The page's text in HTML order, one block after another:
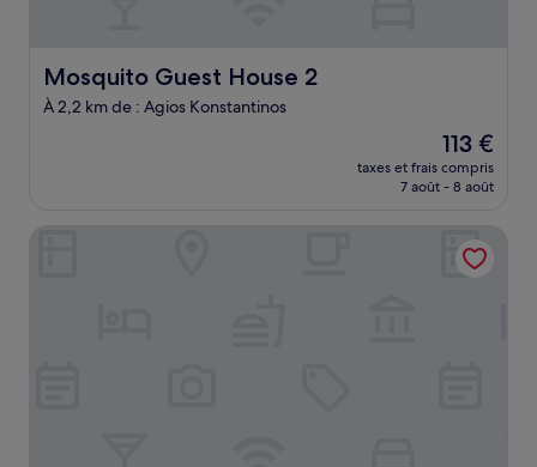
Mosquito Guest House 2
Mosquito Guest House 2
À 2,2 km de : Agios Konstantinos
Le
nouveau
prix
de
113 €
113 €
taxes et frais compris
7 août - 8 août